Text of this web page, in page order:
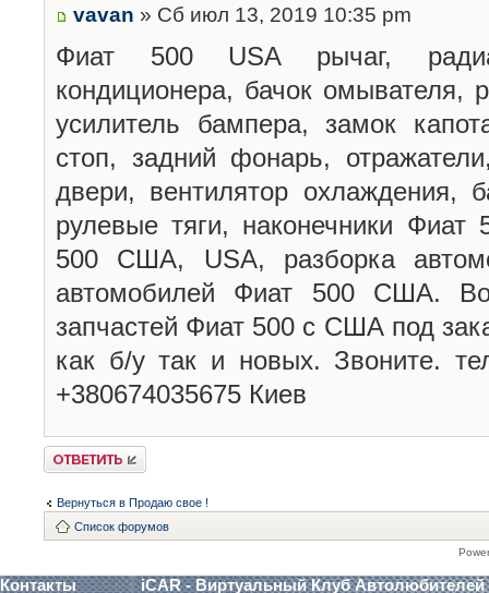
vavan » Сб июл 13, 2019 10:35 pm
Фиат 500 USA рычаг,
кондиционера, бачок омывателя,
усилитель бампера, замок
стоп, задний фонарь,
двери, вентилятор охлаждения,
рулевые тяги, наконечники
500 США, USA, разборка
автомобилей Фиат 500 США.
запчастей Фиат 500 с США под
как б/у так и новых. Звоните.
+380674035675 Киев
Ответить
Вернуться в Продаю свое !
Список форумов
Контакты iCAR - Виртуальный Клуб Автолюбителей